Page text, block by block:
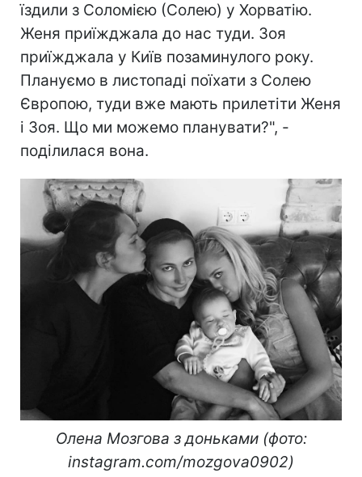
їздили з Соломією (Солею) у Хорватію.
Женя приїжджала до нас туди. Зоя
приїжджала у Київ позаминулого року.
Плануємо в листопаді поїхати з Солею
Європою, туди вже мають прилетіти Женя
і Зоя. Що ми можемо планувати?", -
поділилася вона.
Олена Мозгова з доньками (фото:
instagram.com/mozgova0902)